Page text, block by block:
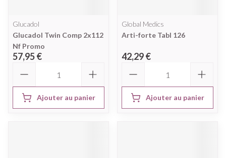
Glucadol
Glucadol Twin Comp 2x112
Nf Promo
57,95 €
Ajouter au panier
Global Medics
Arti-forte Tabl 126
42,29 €
Ajouter au panier